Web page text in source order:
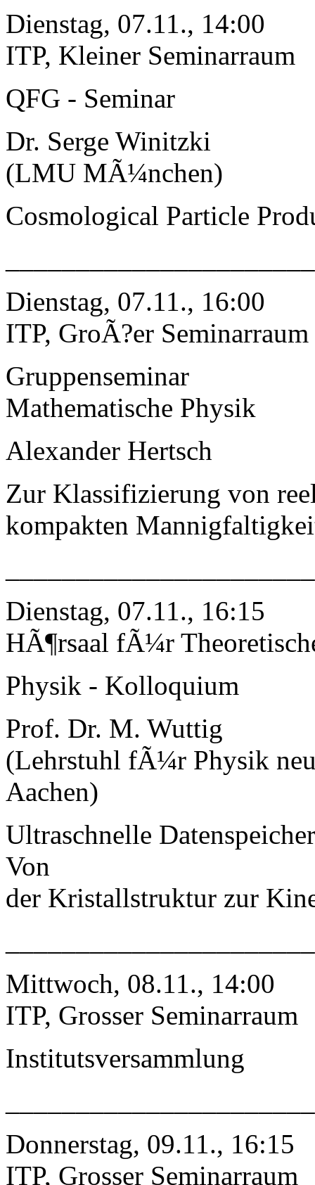
Dienstag, 07.11., 14:00
ITP, Kleiner Seminarraum
QFG - Seminar
Dr. Serge Winitzki
(LMU MÃ¼nchen)
Cosmological Particle
Dienstag, 07.11., 16:00
ITP, GroÃ?er Seminarraum
Gruppenseminar
Mathematische Physik
Alexander Hertsch
Zur Klassifizierung von
kompakten
Dienstag, 07.11., 16:15
HÃ¶rsaal fÃ¼r
Physik - Kolloquium
Prof. Dr. M. Wuttig
(Lehrstuhl fÃ¼r Physik
Aachen)
Ultraschnelle
Von
der Kristallstruktur zur
Mittwoch, 08.11., 14:00
ITP, Grosser Seminarraum
Institutsversammlung
Donnerstag, 09.11., 16:15
ITP, Grosser Seminarraum